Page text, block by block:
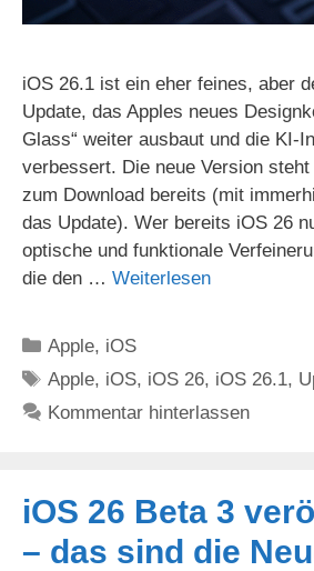
iOS 26.1 ist ein eher feines, aber
Update, das Apples neues
Glass“ weiter ausbaut und die KI-
verbessert. Die neue Version
zum Download bereits (mit
das Update). Wer bereits iOS 26
optische und funktionale
die den … Weiterlesen
Kategorien
Apple, iOS
Schlagwörter
Apple, iOS, iOS 26, iOS 26.1,
Kommentar hinterlassen
iOS 26 Beta 3
– das sind die